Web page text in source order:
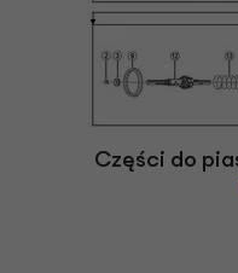
Części do